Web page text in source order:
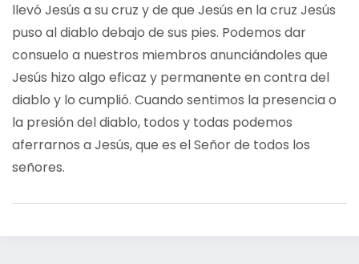
llevó Jesús a su cruz y de que Jesús en la cruz Jesús
puso al diablo debajo de sus pies. Podemos dar
consuelo a nuestros miembros anunciándoles que
Jesús hizo algo eficaz y permanente en contra del
diablo y lo cumplió. Cuando sentimos la presencia o
la presión del diablo, todos y todas podemos
aferrarnos a Jesús, que es el Señor de todos los
señores.